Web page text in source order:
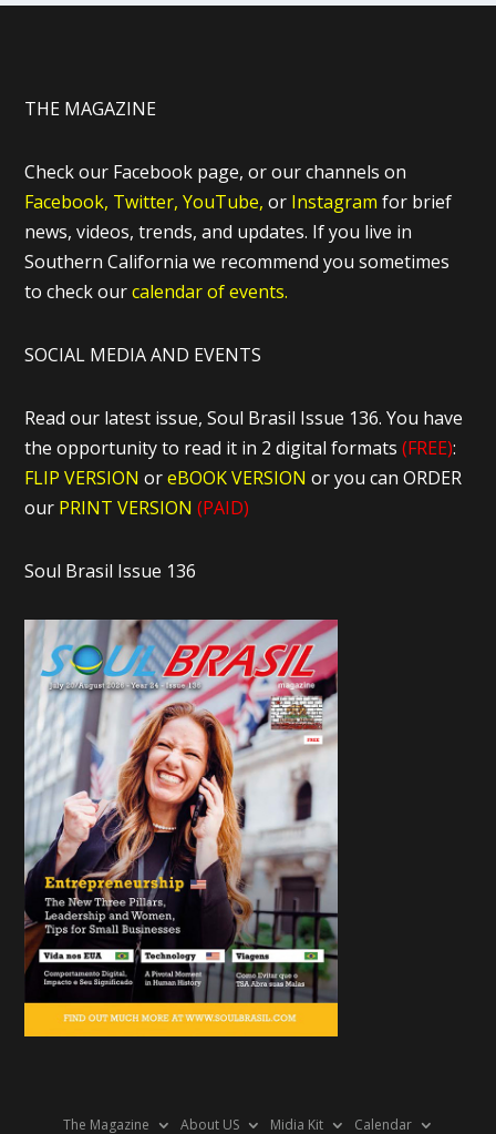
THE MAGAZINE
Check our Facebook page, or our channels on
Facebook, Twitter, YouTube, or Instagram for brief
news, videos, trends, and updates. If you live in
Southern California we recommend you sometimes
to check ourcalendar of events.
SOCIAL MEDIA AND EVENTS
Read our latest issue, Soul Brasil Issue 136. You have
the opportunity to read it in 2 digital formats(FREE):
FLIP VERSION oreBOOK VERSIONor you can ORDER
our PRINT VERSION (PAID)
Soul Brasil Issue 136
The Magazine About US Midia Kit Calendar